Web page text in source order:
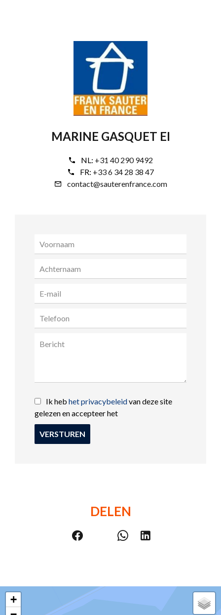
MARINE GASQUET EI
NL: +31 40 290 9492
FR: +33 6 34 28 38 47
contact@sauterenfrance.com
Ik heb het privacybeleidvan deze site
gelezen en accepteer het
VERSTUREN
DELEN
+